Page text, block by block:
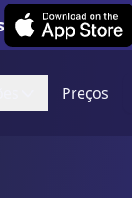
Leexi on iOS
Preços